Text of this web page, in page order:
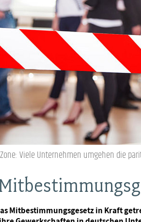
UND SEMINARE
& SERVICE
Viele Unternehmen umgehen die
Mitbestimmungsgesetz in Kraft